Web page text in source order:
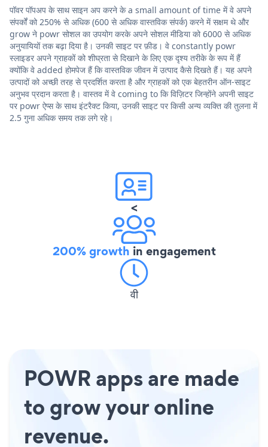
पॉवर पॉपअप के साथ साइन अप करने के a small amount of time में वे अपने
संपर्कों को 250% से अधिक (600 से अधिक वास्तविक संपर्क) करने में सक्षम थे और
grow ने powr सोशल का उपयोग करके अपने सोशल मीडिया को 6000 से अधिक
अनुयायियों तक बढ़ा दिया है। उनकी साइट पर फ़ीड। वे constantly powr
स्लाइडर अपने ग्राहकों को शीघ्रता से दिखाने के लिए एक दृश्य तरीके के रूप में हैं
क्योंकि वे added होमपेज हैं कि वास्तविक जीवन में उत्पाद कैसे दिखते हैं। यह अपने
उत्पादों को अच्छी तरह से प्रदर्शित करता है और ग्राहकों को एक बेहतरीन ऑन-साइट
अनुभव प्रदान करता है। वास्तव में वे coming to कि विज़िटर जिन्होंने अपनी साइट
पर powr ऐप्स के साथ इंटरैक्ट किया, उनकी साइट पर किसी अन्य व्यक्ति की तुलना में
2.5 गुना अधिक समय तक लगे रहे।
<
200% growth in engagement
वी
POWR apps are made
to grow your online
revenue.